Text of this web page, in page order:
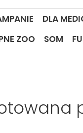
DLA
ZOO SOM